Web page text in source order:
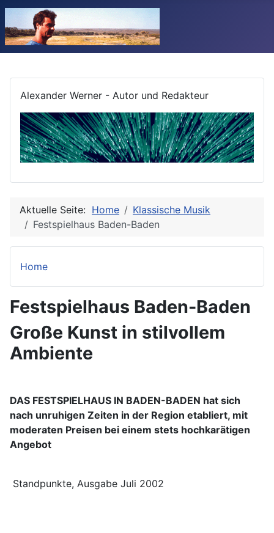
Alexander Werner - Autor und Redakteur
Aktuelle Seite: Home
Klassische Musik
Festspielhaus Baden-Baden
Home
Festspielhaus Baden-Baden
Große Kunst in stilvollem
Ambiente
DAS FESTSPIELHAUS IN BADEN-BADEN hat sich
nach unruhigen Zeiten in der Region etabliert, mit
moderaten Preisen bei einem stets hochkarätigen
Angebot
Standpunkte, Ausgabe Juli 2002